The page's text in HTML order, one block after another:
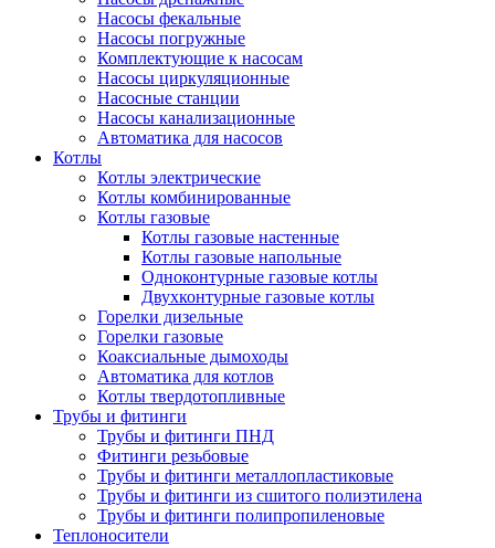
Насосы фекальные
Насосы погружные
Комплектующие к насосам
Насосы циркуляционные
Насосные станции
Насосы канализационные
Автоматика для насосов
Котлы
Котлы электрические
Котлы комбинированные
Котлы газовые
Котлы газовые настенные
Котлы газовые напольные
Одноконтурные газовые котлы
Двухконтурные газовые котлы
Горелки дизельные
Горелки газовые
Коаксиальные дымоходы
Автоматика для котлов
Котлы твердотопливные
Трубы и фитинги
Трубы и фитинги ПНД
Фитинги резьбовые
Трубы и фитинги металлопластиковые
Трубы и фитинги из сшитого полиэтилена
Трубы и фитинги полипропиленовые
Теплоносители